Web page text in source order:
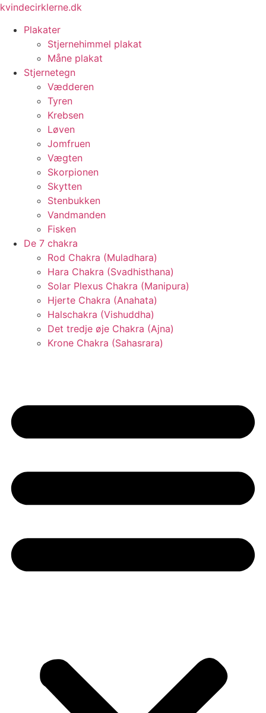
Videre
indhold
kvindecirklerne.dk
Plakater
Stjernehimmel plakat
Måne plakat
Stjernetegn
Vædderen
Tyren
Krebsen
Løven
Jomfruen
Vægten
Skorpionen
Skytten
Stenbukken
Vandmanden
Fisken
De 7 chakra
Rod Chakra (Muladhara)
Hara Chakra (Svadhisthana)
Solar Plexus Chakra (Manipura)
Hjerte Chakra (Anahata)
Halschakra (Vishuddha)
Det tredje øje Chakra (Ajna)
Krone Chakra (Sahasrara)